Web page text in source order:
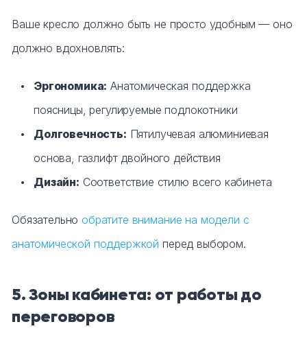
Ваше кресло должно быть не просто удобным — оно
должно вдохновлять:
Эргономика: Анатомическая поддержка
поясницы, регулируемые подлокотники
Долговечность: Пятилучевая алюминиевая
основа, газлифт двойного действия
Дизайн: Соответствие стилю всего кабинета
Обязательно обратите внимание на модели с
анатомической поддержкой перед выбором.
5. Зоны кабинета: от работы до
переговоров